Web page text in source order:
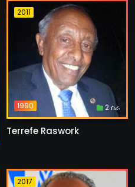
2011
1990 2 ስራ
Terrefe Raswork
2017